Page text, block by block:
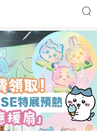
時事財經
優享生活